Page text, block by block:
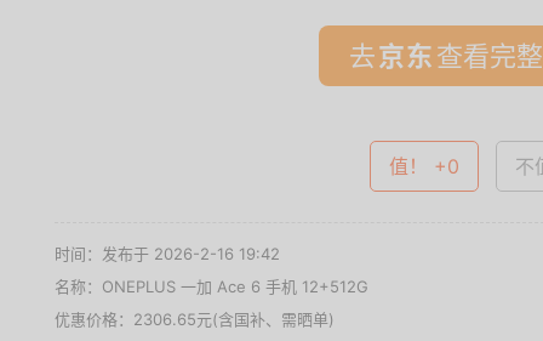
去 查看完
值！ +0 不
时间：发布于 2026-2-16 19:42
名称： ONEPLUS 一加 Ace 6 手机 12+512G
优惠价格： 2306.65元(含国补、需晒单)